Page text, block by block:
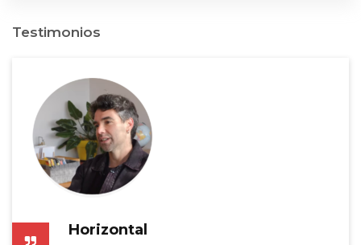
Testimonios
Horizontal
Pasión